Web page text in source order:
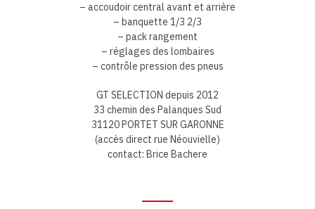
– accoudoir central avant et arrière
– banquette 1/3 2/3
– pack rangement
– réglages des lombaires
– contrôle pression des pneus
GT SELECTION depuis 2012
33 chemin des Palanques Sud
31120 PORTET SUR GARONNE
(accès direct rue Néouvielle)
contact: Brice Bachere